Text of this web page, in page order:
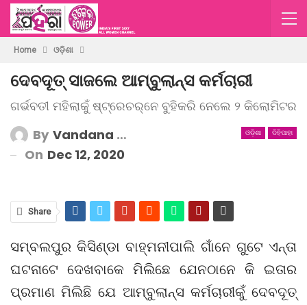
Home ଓଡ଼ିଶା
ଦେବଦୂତ୍ ସାଜଲେ ଆମ୍ବୁଲାନ୍ସ କର୍ମଚାରୀ
ଗର୍ଭବତୀ ମହିଲାକୁଁ ଷ୍ଟ୍ରେଚର୍‌ନେ ବୁହିକରି ନେଲେ ୨ କିଲୋମିଟର
ଓଡ଼ିଶା ଦିହିପାହା
By Vandana Mishra
On Dec 12, 2020
Share
ସମ୍ବଲପୁର କିସିଣ୍ଡା ବାହ୍ମନୀପାଲି ଗାଁନେ ଗୁଟେ ଏନ୍ତା
ଘଟନାଟେ ଦେଖବାକେ ମିଲିଛେ ଯେନଠାନେ କି ଇତାର
ପ୍ରମାଣ ମିଲିଛି ଯେ ଆମ୍ବୁଲାନ୍ସ କର୍ମଚାରୀକୁଁ ଦେବଦୂତ୍